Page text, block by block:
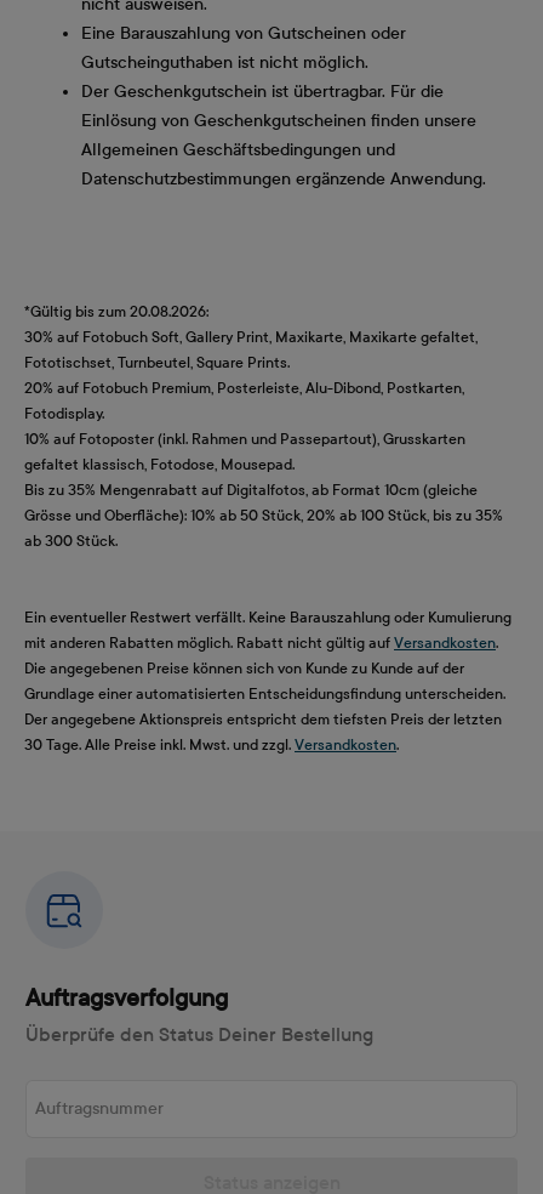
Eine Barauszahlung von Gutscheinen oder
Gutscheinguthaben ist nicht möglich.
Der Geschenkgutschein ist übertragbar. Für die
Einlösung von Geschenkgutscheinen finden unsere
Allgemeinen Geschäftsbedingungen und
Datenschutzbestimmungen ergänzende Anwendung.
*Gültig bis zum 20.08.2026:
30% auf Fotobuch Soft, Gallery Print, Maxikarte, Maxikarte gefaltet,
Fototischset, Turnbeutel, Square Prints.
20% auf Fotobuch Premium, Posterleiste, Alu-Dibond, Postkarten,
Fotodisplay.
10% auf Fotoposter (inkl. Rahmen und Passepartout), Grusskarten
gefaltet klassisch, Fotodose, Mousepad.
Bis zu 35% Mengenrabatt auf Digitalfotos, ab Format 10cm (gleiche
Grösse und Oberfläche): 10% ab 50 Stück, 20% ab 100 Stück, bis zu 35%
ab 300 Stück.
Ein eventueller Restwert verfällt. Keine Barauszahlung oder Kumulierung
mit anderen Rabatten möglich. Rabatt nicht gültig auf Versandkosten.
Die angegebenen Preise können sich von Kunde zu Kunde auf der
Grundlage einer automatisierten Entscheidungsfindung unterscheiden.
Der angegebene Aktionspreis entspricht dem tiefsten Preis der letzten
30 Tage. Alle Preise inkl. Mwst. und zzgl. Versandkosten.
Auftragsverfolgung
Überprüfe den Status Deiner Bestellung